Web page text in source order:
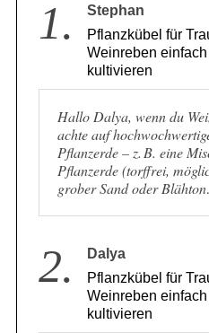
1.
Stephan
Pflanzkübel für
Weinreben
kultivieren
Hallo Dalya, wenn du
achte auf
Pflanzerde – z. B. eine
Pflanzerde (torffrei,
grober Sand oder
2.
Dalya
Pflanzkübel für
Weinreben
kultivieren